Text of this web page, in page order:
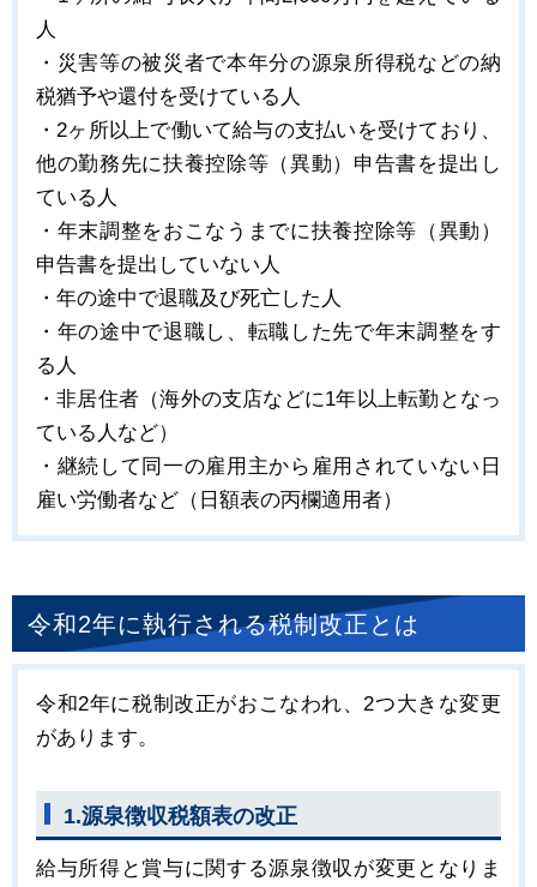
人
・災害等の被災者で本年分の源泉所得税などの納
税猶予や還付を受けている人
・2ヶ所以上で働いて給与の支払いを受けており、
他の勤務先に扶養控除等（異動）申告書を提出し
ている人
・年末調整をおこなうまでに扶養控除等（異動）
申告書を提出していない人
・年の途中で退職及び死亡した人
・年の途中で退職し、転職した先で年末調整をす
る人
・非居住者（海外の支店などに1年以上転勤となっ
ている人など）
・継続して同一の雇用主から雇用されていない日
雇い労働者など（日額表の丙欄適用者）
令和2年に執行される税制改正とは
令和2年に税制改正がおこなわれ、2つ大きな変更
があります。
1.源泉徴収税額表の改正
給与所得と賞与に関する源泉徴収が変更となりま